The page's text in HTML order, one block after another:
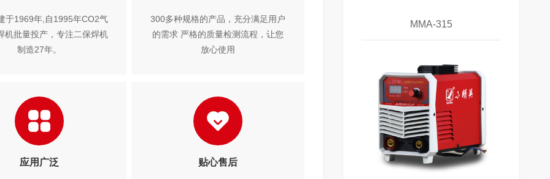
于1969年,自1995年CO2气
机批量投产，专注二保焊机
制造27年。
300多种规格的产品，充分满足用户
的需求 严格的质量检测流程，让您
放心使用
应用广泛 贴心售后
MMA-315